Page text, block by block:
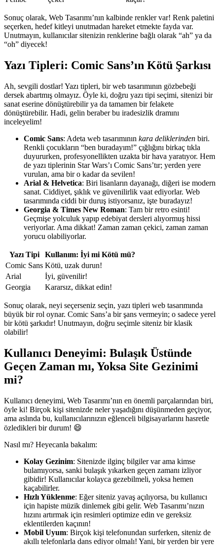
Sonuç olarak, Web Tasarımı’nın kalbinde renkler var! Renk paletini
seçerken, hedef kitleyi unutmadan hareket etmekte fayda var.
Unutmayın, kullanıcılar sitenizin renklerine bağlı olarak “ah” ya da
“oh” diyecek!
Yazı Tipleri: Comic Sans’ın Kötü Şarkısı
Ah, sevgili dostlar! Yazı tipleri, bir web tasarımının gözbebeği
dersek abartmış olmayız. Öyle ki, doğru yazı tipi seçimi, sitenizi bir
sanat eserine dönüştürebilir ya da tamamen bir felakete
dönüştürebilir. Hadi, gelin beraber bu iradesizlik dramını
inceleyelim!
Comic Sans: Adeta web tasarımının kara deliklerinden biri.
Renkli çocukların “ben buradayım!” çığlığını birkaç tıkla
duyururken, profesyonellikten uzakta bir hava yaratıyor. Hem
de yazı tiplerinin Star Wars’ı Comic Sans’tır; yerden yere
vurulan, ama bir o kadar da sevilen!
Arial & Helvetica: Biri lisanların dayanağı, diğeri ise modern
sanat. Ciddiyet, şıklık ve güvenilirlik vaat ediyorlar. Web
tasarımında ciddi bir duruş istiyorsanız, işte buradayız!
Georgia & Times New Roman: Tam bir retro esinti!
Geçmişe yolculuk yapıp edebiyat dersleri alıyormuş hissi
veriyorlar. Ama dikkat! Zaman zaman çekici, zaman zaman
yorucu olabiliyorlar.
Yazı Tipi
Kullanım: İyi mi Kötü mü?
Comic Sans Kötü, uzak durun!
Arial
İyi, güvenilir!
Georgia
Kararsız, dikkat edin!
Sonuç olarak, neyi seçerseniz seçin, yazı tipleri web tasarımında
büyük bir rol oynar. Comic Sans’a bir şans vermeyin; o sadece yerel
bir kötü şarkıdır! Unutmayın, doğru seçimle siteniz bir klasik
olabilir!
Kullanıcı Deneyimi: Bulaşık Üstünde
Geçen Zaman mı, Yoksa Site Gezinimi
mi?
Kullanıcı deneyimi, Web Tasarımı’nın en önemli parçalarından biri,
öyle ki! Birçok kişi sitenizde neler yaşadığını düşünmeden geçiyor,
ama aslında bu, kullanıcılarınızın eğlenceli bilgisayarlarını hasretle
özledikleri bir durum! 😄
Nasıl mı? Heyecanla bakalım:
Kolay Gezinim: Sitenizde ilginç bilgiler var ama kimse
bulamıyorsa, sanki bulaşık yıkarken geçen zamanı izliyor
gibidir! Kullanıcılar kolayca gezebilmeli, yoksa hemen
kaçabilirler.
Hızlı Yüklenme: Eğer siteniz yavaş açılıyorsa, bu kullanıcı
için hapiste müzik dinlemek gibi gelir. Web Tasarımı’nızın
hızını artırmak için resimleri optimize edin ve gereksiz
eklentilerden kaçının!
Mobil Uyum: Birçok kişi telefonundan surferken, siteniz de
akıllı telefonlarla dans ediyor olmalı! Yani, bir yerden bir yere